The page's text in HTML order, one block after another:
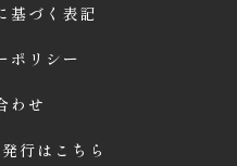
基づく表記
ポリシー
わせ
行はこちら